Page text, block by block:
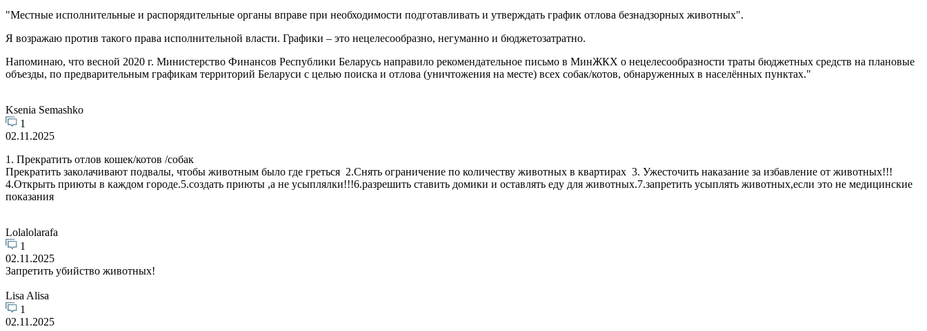
"Местные исполнительные и распорядительные органы вправе при необходимости подготавливать и утверждать график отлова безнадзорных животных".
Я возражаю против такого права исполнительной власти. Графики – это нецелесообразно, негуманно и бюджетозатратно.
Напоминаю, что весной 2020 г. Министерство Финансов Республики Беларусь направило рекомендательное письмо в МинЖКХ о нецелесообразности траты бюджетных средств на плановые
объезды, по предварительным графикам территорий Беларуси с целью поиска и отлова (уничтожения на месте) всех собак/котов, обнаруженных в населённых пунктах."
Ksenia Semashko
1
02.11.2025
1. Прекратить отлов кошек/котов /собак
Прекратить заколачивают подвалы, чтобы животным было где греться 2.Снять ограничение по количеству животных в квартирах 3. Ужесточить наказание за избавление от животных!!!
4.Открыть приюты в каждом городе.5.создать приюты ,а не усыплялки!!!6.разрешить ставить домики и оставлять еду для животных.7.запретить усыплять животных,если это не медицинские
показания
Lolalolarafa
1
02.11.2025
Запретить убийство животных!
Lisa Alisa
1
02.11.2025